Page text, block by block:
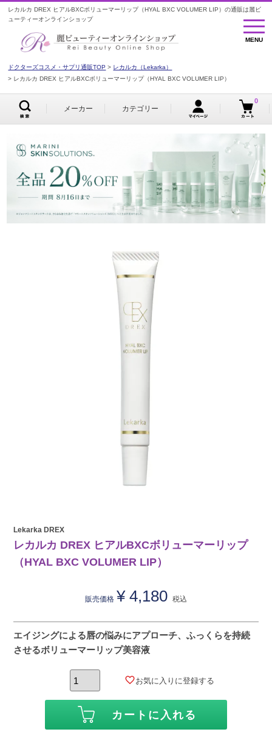
レカルカ DREX ヒアルBXCボリューマーリップ（HYAL BXC VOLUMER LIP）の通販は麗ビ
ューティーオンラインショップ
MENU
MENU
ドクターズコスメ・サプリ通販TOP
レカルカ（Lekarka）
レカルカ DREX ヒアルBXCボリューマーリップ（HYAL BXC VOLUMER LIP）
メーカー カテゴリー
0
Lekarka DREX
レカルカ DREX ヒアルBXCボリューマーリップ
（HYAL BXC VOLUMER LIP）
販売価格 ¥ 4,180 税込
エイジングによる唇の悩みにアプローチ、ふっくらを持続
させるボリューマーリップ美容液
お気に入りに登録する
カートに入れる